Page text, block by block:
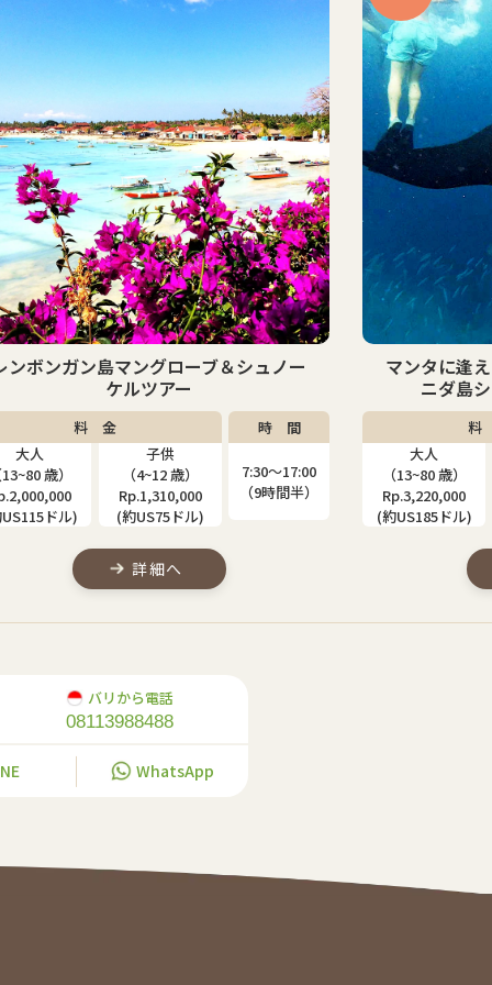
ンタに逢える！？レンボンガン島＆ペ
ニダ島シュノーケリングツアー
料 金
大人
歳）
ドル)
子供
（9~12 歳）
Rp.2,520,000
(約US145ドル)
時 間
7:30〜17:00
（9時間半）
詳細へ
ペニダ島
料
大人
（13~80 歳）
Rp.2,610,000
(約US150ドル)
バリから電話
08113988488
WhatsApp